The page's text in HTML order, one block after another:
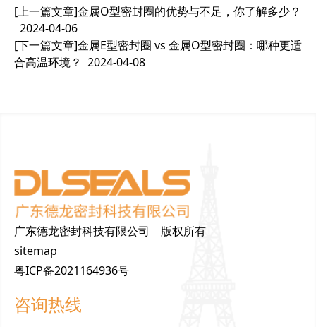
[上一篇文章]金属O型密封圈的优势与不足，你了解多少？
2024-04-06
[下一篇文章]金属E型密封圈 vs 金属O型密封圈：哪种更适
合高温环境？ 2024-04-08
广东德龙密封科技有限公司 版权所有
sitemap
粤ICP备2021164936号
咨询热线